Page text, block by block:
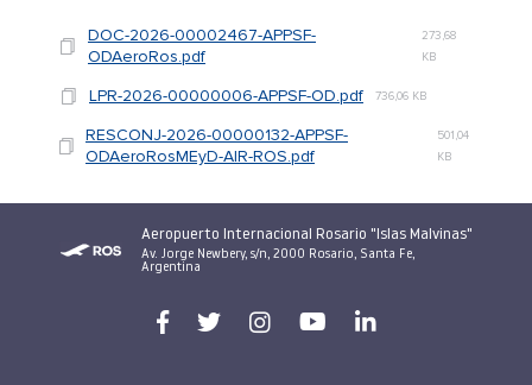
DOC-2026-00002467-APPSF-
ODAeroRos.pdf
273,68
KB
LPR-2026-00000006-APPSF-OD.pdf 736,06 KB
RESCONJ-2026-00000132-APPSF-
ODAeroRosMEyD-AIR-ROS.pdf
501,04
KB
Aeropuerto Internacional Rosario "Islas Malvinas"
Av. Jorge Newbery, s/n, 2000 Rosario, Santa Fe,
Argentina